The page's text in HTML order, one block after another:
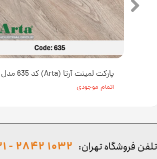
پارکت لمینت آرتا (Arta) کد 635 مدل راین
اتمام موجودی
تلفن فروشگاه تهران: 1032 2842 - 021